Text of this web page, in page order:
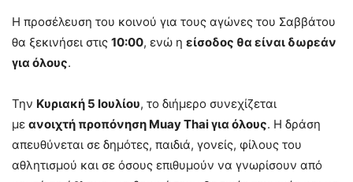
Η προσέλευση του κοινού για τους αγώνες του Σαββάτου
θα ξεκινήσει στις 10:00, ενώ η είσοδος θα είναι δωρεάν
για όλους.
Την Κυριακή 5 Ιουλίου, το διήμερο συνεχίζεται
με ανοιχτή προπόνηση Muay Thai για όλους. Η δράση
απευθύνεται σε δημότες, παιδιά, γονείς, φίλους του
αθλητισμού και σε όσους επιθυμούν να γνωρίσουν από